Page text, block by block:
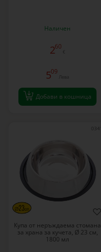
Наличен
260
€
509
Лева
Добави в кошница
0341
Купа от неръждаема стомана
за храна за кучета, Ø 23 см,
1800 мл